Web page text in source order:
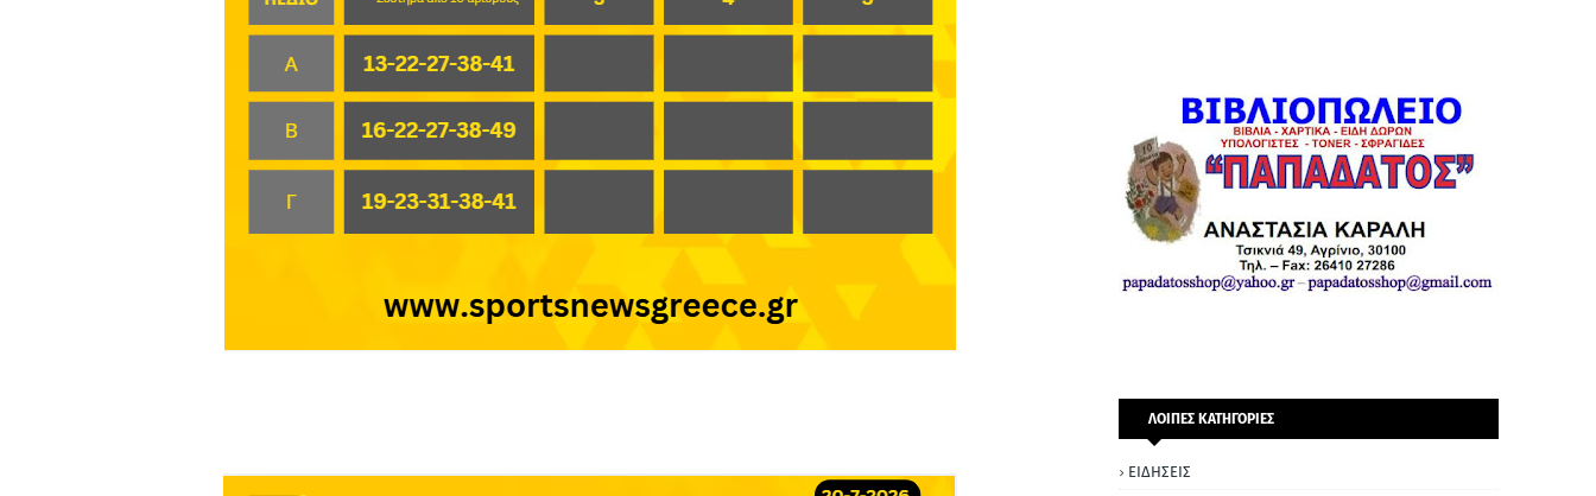
ΛΟΙΠΕΣ ΚΑΤΗΓΟΡΙΕΣ
ΕΙΔΗΣΕΙΣ